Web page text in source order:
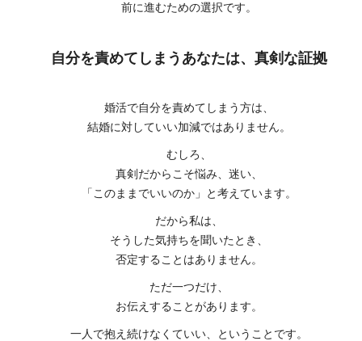
前に進むための選択です。
自分を責めてしまうあなたは、真剣な証拠
婚活で自分を責めてしまう方は、
結婚に対していい加減ではありません。
むしろ、
真剣だからこそ悩み、迷い、
「このままでいいのか」と考えています。
だから私は、
そうした気持ちを聞いたとき、
否定することはありません。
ただ一つだけ、
お伝えすることがあります。
一人で抱え続けなくていい、ということです。